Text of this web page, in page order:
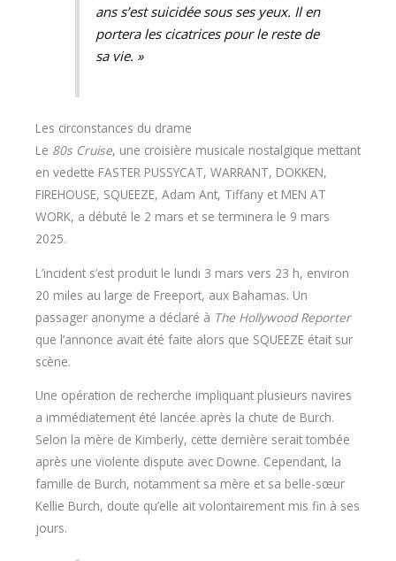
ans s’est suicidée sous ses yeux. Il en
portera les cicatrices pour le reste de
sa vie. »
Les circonstances du drame
Le 80s Cruise, une croisière musicale nostalgique mettant
en vedette FASTER PUSSYCAT, WARRANT, DOKKEN,
FIREHOUSE, SQUEEZE, Adam Ant, Tiffany et MEN AT
WORK, a débuté le 2 mars et se terminera le 9 mars
2025.
L’incident s’est produit le lundi 3 mars vers 23 h, environ
20 miles au large de Freeport, aux Bahamas. Un
passager anonyme a déclaré à The Hollywood Reporter
que l’annonce avait été faite alors que SQUEEZE était sur
scène.
Une opération de recherche impliquant plusieurs navires
a immédiatement été lancée après la chute de Burch.
Selon la mère de Kimberly, cette dernière serait tombée
après une violente dispute avec Downe. Cependant, la
famille de Burch, notamment sa mère et sa belle-sœur
Kellie Burch, doute qu’elle ait volontairement mis fin à ses
jours.